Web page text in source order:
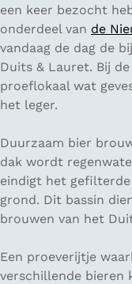
een keer bezocht
onderdeel van de
vandaag de dag de
Duits & Lauret. Bij
proeflokaal wat
het leger.
Duurzaam bier
dak wordt
eindigt het
grond. Dit bassin
brouwen van het
Een proeverijtje
verschillende bieren